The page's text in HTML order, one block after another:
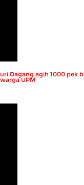
Dagang agih 1000 pek
UPM